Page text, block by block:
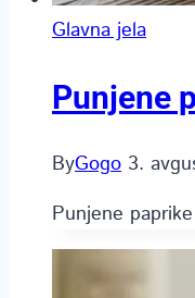
Glavna jela
Punjene
ByGogo 3.
Punjene